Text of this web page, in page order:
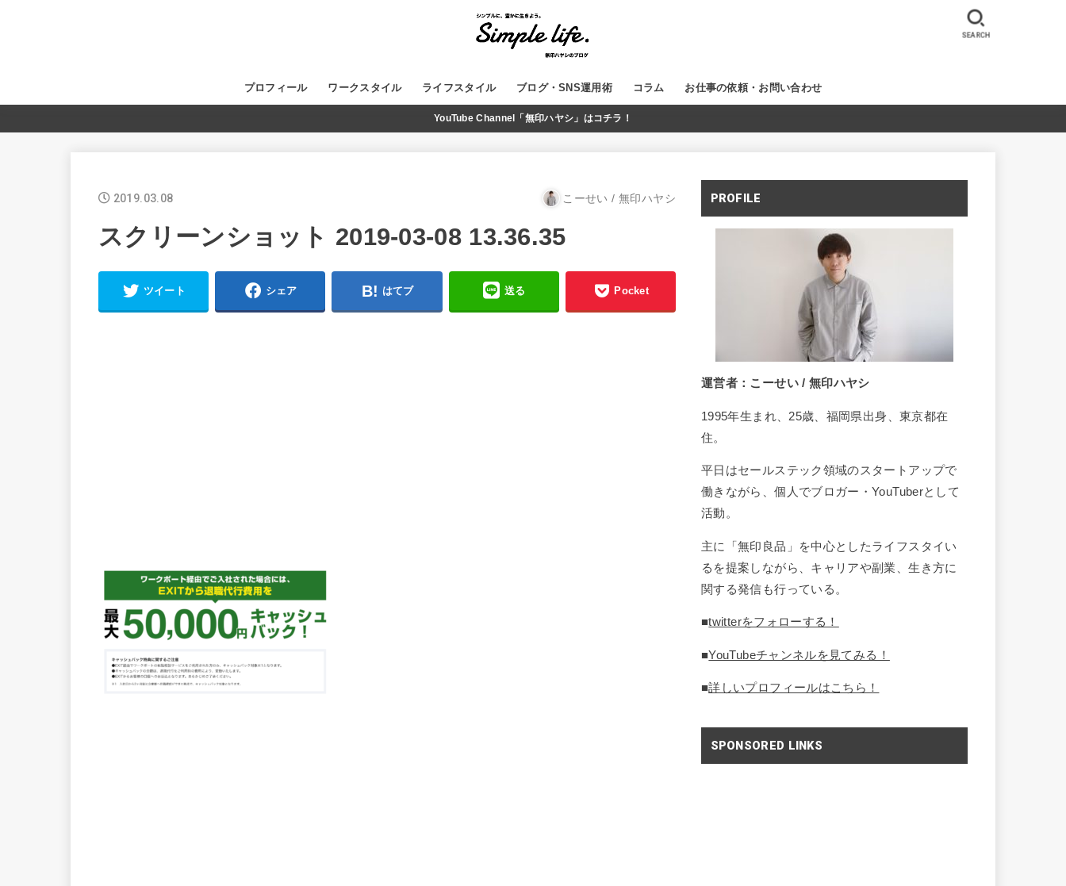
プロフィール ワークスタイル ライフスタイル
GADGET
MUJI
ブログ・SNS運用術
WordPress
ブログ運営
SNS
YouTube
コラム お仕事の依頼・お問い合わせ
SEARCH
YouTube Channel「無印ハヤシ」はコチラ！
2019.03.08 こーせい / 無印ハヤシ
スクリーンショット 2019-03-08 13.36.35
ツイート シェア はてブ 送る Pocket
PROFILE
運営者：こーせい / 無印ハヤシ
1995年生まれ、25歳、福岡県出身、東京都在
住。
平日はセールステック領域のスタートアップで
働きながら、個人でブロガー・YouTuberとして
活動。
主に「無印良品」を中心としたライフスタイい
るを提案しながら、キャリアや副業、生き方に
関する発信も行っている。
■twitterをフォローする！
■YouTubeチャンネルを見てみる！
■詳しいプロフィールはこちら！
SPONSORED LINKS